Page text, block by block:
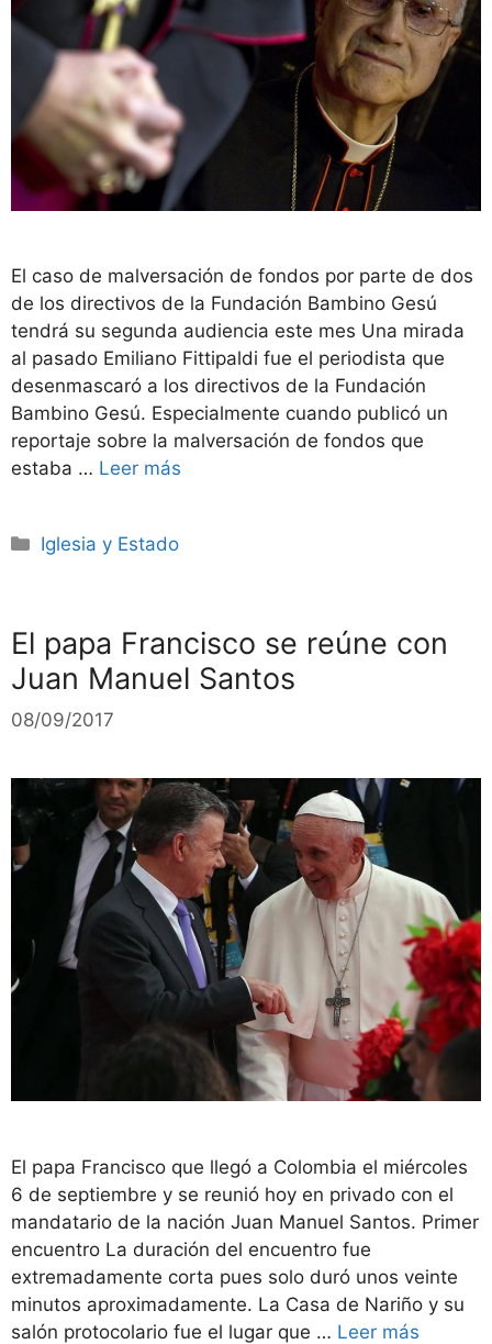
El caso de malversación de fondos por parte de dos
de los directivos de la Fundación Bambino Gesú
tendrá su segunda audiencia este mes Una mirada
al pasado Emiliano Fittipaldi fue el periodista que
desenmascaró a los directivos de la Fundación
Bambino Gesú. Especialmente cuando publicó un
reportaje sobre la malversación de fondos que
estaba … Leer más
Categorías
Iglesia y Estado
El papa Francisco se reúne con
Juan Manuel Santos
08/09/2017
El papa Francisco que llegó a Colombia el miércoles
6 de septiembre y se reunió hoy en privado con el
mandatario de la nación Juan Manuel Santos. Primer
encuentro La duración del encuentro fue
extremadamente corta pues solo duró unos veinte
minutos aproximadamente. La Casa de Nariño y su
salón protocolario fue el lugar que … Leer más